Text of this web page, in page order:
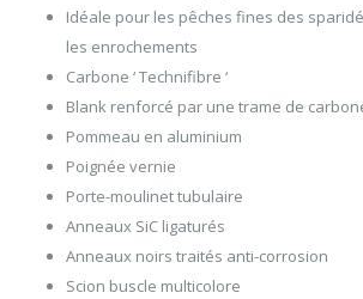
Idéale pour les pêches fines des
les enrochements
Carbone ‘ Technifibre ‘
Blank renforcé par une trame de carbone
Pommeau en aluminium
Poignée vernie
Porte-moulinet tubulaire
Anneaux SiC ligaturés
Anneaux noirs traités anti-corrosion
Scion buscle multicolore